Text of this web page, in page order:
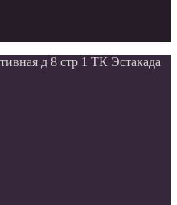
д 8 стр 1 ТК Эстакада